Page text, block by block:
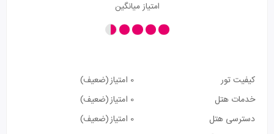
امتیاز میانگین
کیفیت تور 0 امتیاز
(ضعیف)
خدمات هتل
0 امتیاز
(ضعیف)
دسترسی هتل
0 امتیاز
(ضعیف)